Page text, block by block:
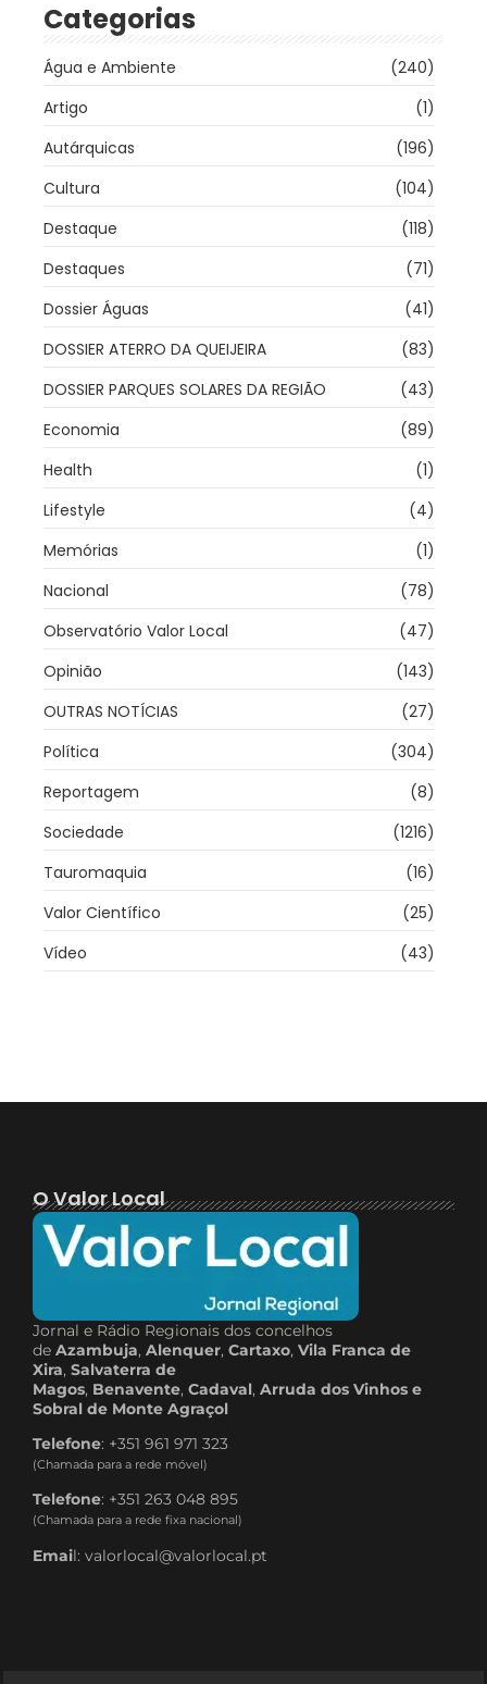
Categorias
Água e Ambiente
(240)
Artigo
(1)
Autárquicas
(196)
Cultura
(104)
Destaque
(118)
Destaques
(71)
Dossier Águas
(41)
DOSSIER ATERRO DA QUEIJEIRA
(83)
DOSSIER PARQUES SOLARES DA REGIÃO
(43)
Economia
(89)
Health
(1)
Lifestyle
(4)
Memórias
(1)
Nacional
(78)
Observatório Valor Local
(47)
Opinião
(143)
OUTRAS NOTÍCIAS
(27)
Política
(304)
Reportagem
(8)
Sociedade
(1216)
Tauromaquia
(16)
Valor Científico
(25)
Vídeo
(43)
O Valor Local
Jornal e Rádio Regionais dos concelhos
de Azambuja, Alenquer, Cartaxo, Vila Franca de
Xira, Salvaterra de
Magos, Benavente, Cadaval, Arruda dos Vinhos e
Sobral de Monte Agraçol
Telefone: +351 961 971 323
(Chamada para a rede móvel)
Telefone: +351 263 048 895
(Chamada para a rede fixa nacional)
Email: valorlocal@valorlocal.pt